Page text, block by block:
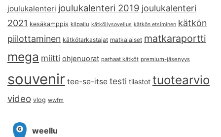
joulukalenteri joulukalenteri 2019 joulukalenteri
2021 kesäkamppis kilpailu kätköilysovellus kätkön etsiminen kätkön
piilottaminen kätkötarkastajat matkalaiset matkaraportti
mega miitti ohjenuorat parhaat kätköt premium-jäsenyys
souvenir tee-se-itse testi tilastot tuotearvio
video vlog wwfm
weellu